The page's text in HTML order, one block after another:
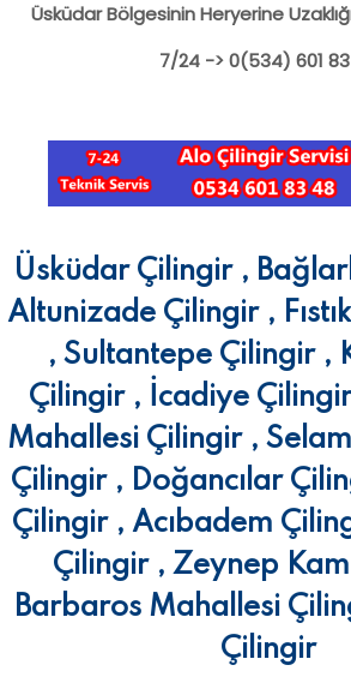
Üsküdar Bölgesinin Heryerine
7/24 -> 0(534) 601
Üsküdar Çilingir ,
Altunizade Çilingir ,
, Sultantepe Çilingir ,
Çilingir , İcadiye
Mahallesi Çilingir ,
Çilingir , Doğancılar
Çilingir , Acıbadem
Çilingir , Zeynep
Barbaros Mahallesi
Çilingir